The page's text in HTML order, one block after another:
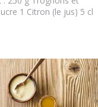
1 Citron (le jus) 5 cl